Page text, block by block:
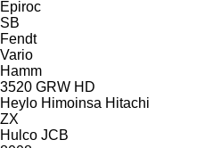
Epiroc
SB
Fendt
Vario
Hamm
3520 GRW HD
Heylo Himoinsa Hitachi
ZX
Hulco JCB